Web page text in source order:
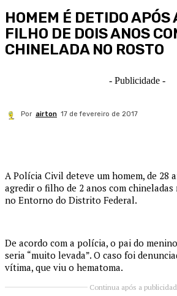
HOMEM É DETIDO APÓS
FILHO DE DOIS ANOS
CHINELADA NO ROSTO
- Publicidade -
Por airton 17 de fevereiro de 2017
A Polícia Civil deteve um homem, de 28
agredir o filho de 2 anos com
no Entorno do Distrito Federal.
De acordo com a polícia, o pai do
seria “muito levada”. O caso foi
vítima, que viu o hematoma.
Continua após a